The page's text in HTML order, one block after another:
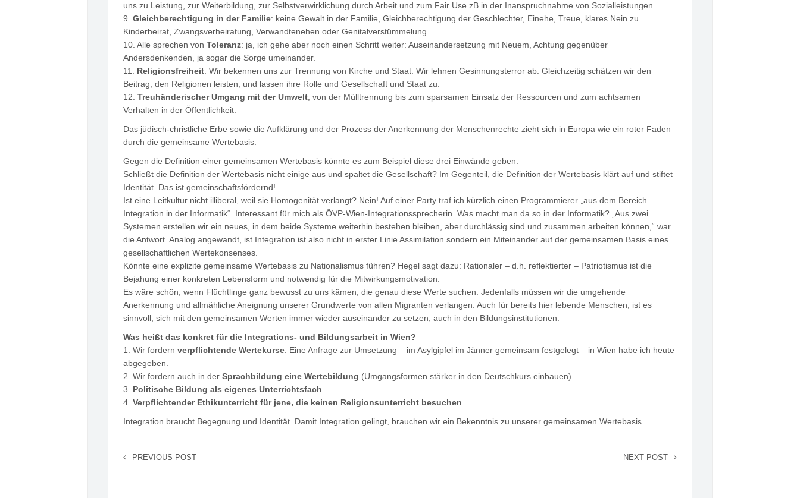
uns zu Leistung, zur Weiterbildung, zur Selbstverwirklichung durch Arbeit und zum Fair Use zB in der Inanspruchnahme von Sozialleistungen.
9. Gleichberechtigung in der Familie: keine Gewalt in der Familie, Gleichberechtigung der Geschlechter, Einehe, Treue, klares Nein zu
Kinderheirat, Zwangsverheiratung, Verwandtenehen oder Genitalverstümmelung.
10. Alle sprechen von Toleranz: ja, ich gehe aber noch einen Schritt weiter: Auseinandersetzung mit Neuem, Achtung gegenüber
Andersdenkenden, ja sogar die Sorge umeinander.
11. Religionsfreiheit: Wir bekennen uns zur Trennung von Kirche und Staat. Wir lehnen Gesinnungsterror ab. Gleichzeitig schätzen wir den
Beitrag, den Religionen leisten, und lassen ihre Rolle und Gesellschaft und Staat zu.
12. Treuhänderischer Umgang mit der Umwelt , von der Mülltrennung bis zum sparsamen Einsatz der Ressourcen und zum achtsamen
Verhalten in der Öffentlichkeit.
Das jüdisch-christliche Erbe sowie die Aufklärung und der Prozess der Anerkennung der Menschenrechte zieht sich in Europa wie ein roter Faden
durch die gemeinsame Wertebasis.
Gegen die Definition einer gemeinsamen Wertebasis könnte es zum Beispiel diese drei Einwände geben:
Schließt die Definition der Wertebasis nicht einige aus und spaltet die Gesellschaft? Im Gegenteil, die Definition der Wertebasis klärt auf und stiftet
Identität. Das ist gemeinschaftsfördernd!
Ist eine Leitkultur nicht illiberal, weil sie Homogenität verlangt? Nein! Auf einer Party traf ich kürzlich einen Programmierer „aus dem Bereich
Integration in der Informatik“. Interessant für mich als ÖVP-Wien-Integrationssprecherin. Was macht man da so in der Informatik? „Aus zwei
Systemen erstellen wir ein neues, in dem beide Systeme weiterhin bestehen bleiben, aber durchlässig sind und zusammen arbeiten können,“ war
die Antwort. Analog angewandt, ist Integration ist also nicht in erster Linie Assimilation sondern ein Miteinander auf der gemeinsamen Basis eines
gesellschaftlichen Wertekonsenses.
Könnte eine explizite gemeinsame Wertebasis zu Nationalismus führen? Hegel sagt dazu: Rationaler – d.h. reflektierter – Patriotismus ist die
Bejahung einer konkreten Lebensform und notwendig für die Mitwirkungsmotivation.
Es wäre schön, wenn Flüchtlinge ganz bewusst zu uns kämen, die genau diese Werte suchen. Jedenfalls müssen wir die umgehende
Anerkennung und allmähliche Aneignung unserer Grundwerte von allen Migranten verlangen. Auch für bereits hier lebende Menschen, ist es
sinnvoll, sich mit den gemeinsamen Werten immer wieder auseinander zu setzen, auch in den Bildungsinstitutionen.
Was heißt das konkret für die Integrations- und Bildungsarbeit in Wien?
1. Wir fordern verpflichtende Wertekurse . Eine Anfrage zur Umsetzung – im Asylgipfel im Jänner gemeinsam festgelegt – in Wien habe ich heute
abgegeben.
2. Wir fordern auch in der Sprachbildung eine Wertebildung (Umgangsformen stärker in den Deutschkurs einbauen)
3. Politische Bildung als eigenes Unterrichtsfach
4. Verpflichtender Ethikunterricht für jene, die keinen Religionsunterricht besuchen
Integration braucht Begegnung und Identität. Damit Integration gelingt, brauchen wir ein Bekenntnis zu unserer gemeinsamen Wertebasis.
PREVIOUS POST NEXT POST